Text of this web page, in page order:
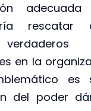
rescatar
en la
es
del poder